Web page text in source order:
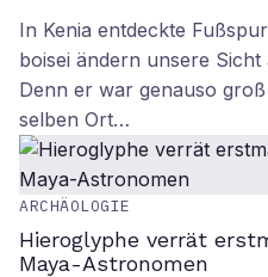
In Kenia entdeckte
boisei ändern unsere
Denn er war genauso
selben Ort…
ARCHÄOLOGIE
Hieroglyphe verrät
Maya-Astronomen